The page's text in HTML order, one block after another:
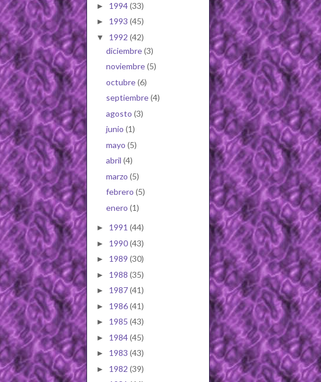
► 1994(33)
► 1993 (45)
▼ 1992 (42)
diciembre(3)
noviembre(5)
octubre(6)
septiembre(4)
agosto (3)
junio (1)
mayo (5)
abril (4)
marzo (5)
febrero (5)
enero (1)
► 1991 (44)
► 1990(43)
► 1989 (30)
► 1988 (35)
► 1987(41)
► 1986(41)
► 1985 (43)
► 1984(45)
► 1983 (43)
► 1982 (39)